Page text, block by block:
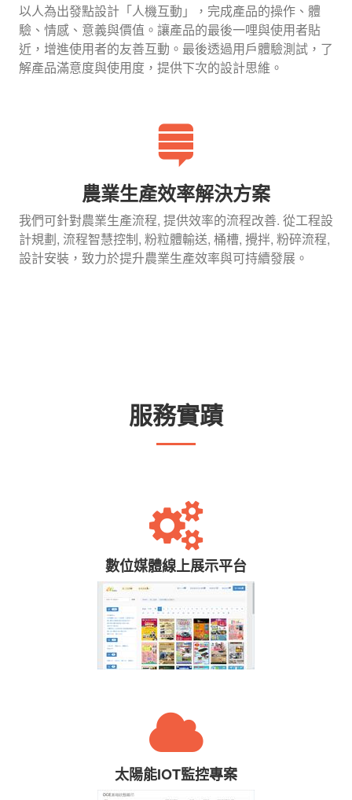
以人為出發點設計「人機互動」，完成產品的操作、體
驗、情感、意義與價值。讓產品的最後一哩與使用者貼
近，增進使用者的友善互動。最後透過用戶體驗測試，了
解產品滿意度與使用度，提供下次的設計思維。
農業生產效率解決方案
我們可針對農業生產流程, 提供效率的流程改善. 從工程設
計規劃, 流程智慧控制, 粉粒體輸送, 桶槽, 攪拌, 粉碎流程,
設計安裝，致力於提升農業生產效率與可持續發展。
服務實蹟
數位媒體線上展示平台
太陽能IOT監控專案